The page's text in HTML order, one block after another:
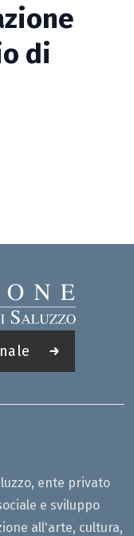
di
ente privato
e sviluppo
all'arte, cultura,